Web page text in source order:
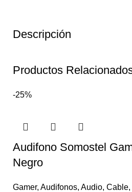
Descripción
Productos
-25%
Audifono Somostel
Negro
Gamer, Audifonos, Audio, Cable,